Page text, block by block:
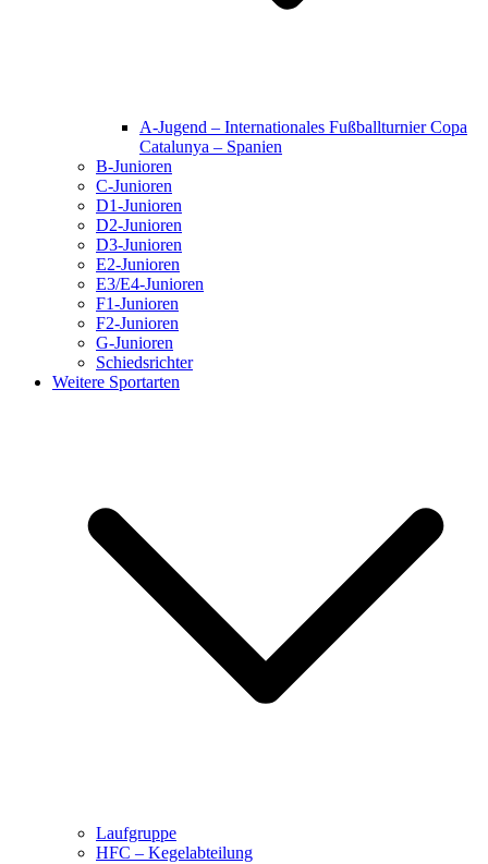
A-Jugend – Internationales Fußballturnier Copa
Catalunya – Spanien
B-Junioren
C-Junioren
D1-Junioren
D2-Junioren
D3-Junioren
E2-Junioren
E3/E4-Junioren
F1-Junioren
F2-Junioren
G-Junioren
Schiedsrichter
Weitere Sportarten
Laufgruppe
HFC – Kegelabteilung